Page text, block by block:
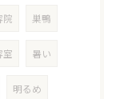
院 巣鴨
室 暑い
明るめ